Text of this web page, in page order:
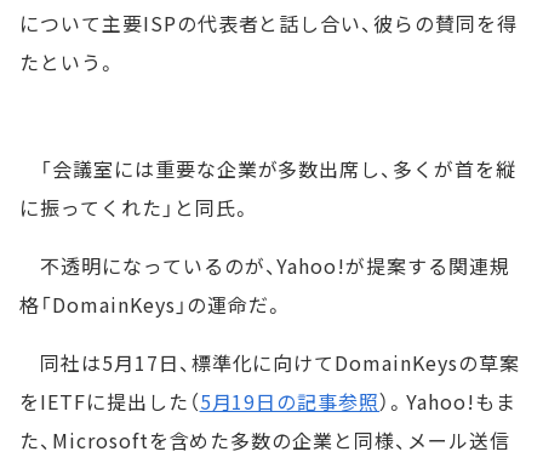
について主要ISPの代表者と話し合い、彼らの賛同を得
たという。
「会議室には重要な企業が多数出席し、多くが首を縦
に振ってくれた」と同氏。
不透明になっているのが、Yahoo!が提案する関連規
格「DomainKeys」の運命だ。
同社は5月17日、標準化に向けてDomainKeysの草案
をIETFに提出した（5月19日の記事参照）。Yahoo!もま
た、Microsoftを含めた多数の企業と同様、メール送信